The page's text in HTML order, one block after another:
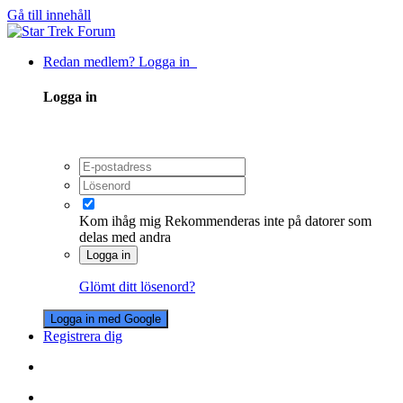
Gå till innehåll
Redan medlem? Logga in
Logga in
Kom ihåg mig Rekommenderas inte på datorer som
delas med andra
Logga in
Glömt ditt lösenord?
Logga in med Google
Registrera dig